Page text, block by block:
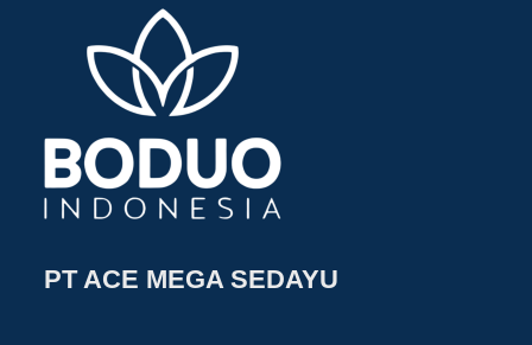
PT ACE MEGA SEDAYU